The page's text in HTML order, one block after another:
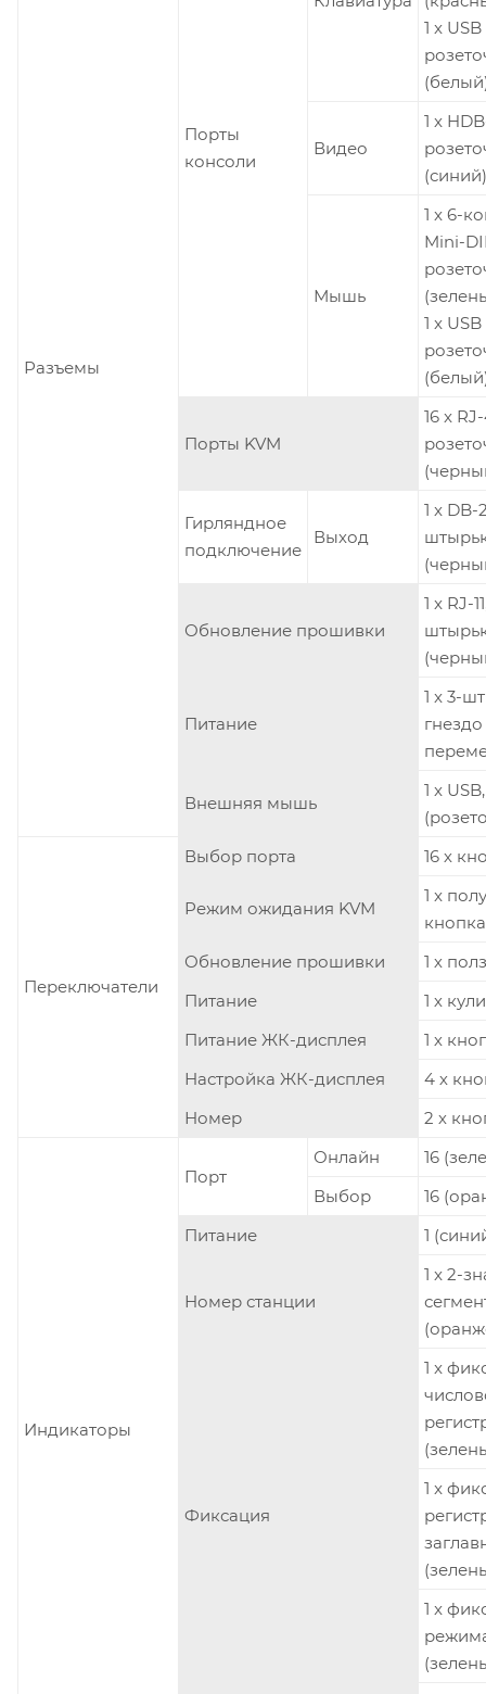
Разъемы
Порты
консоли
1 x
Видео
1 x
(синий)
Мышь
1 x 6-
Mini-
1 x
Порты KVM
16 x
Гирляндное
подключение
Выход
1 x DB-
Обновление прошивки
1 x RJ-
Питание
1 x 3-
гнездо
Внешняя мышь
1 x
Переключатели
Выбор порта 16 х
Режим ожидания KVM
1 x
кнопка
Обновление прошивки
1 х
Питание
1 х
Питание ЖК-дисплея
1 х
Настройка ЖК-дисплея
4 х
Номер
2 х
Индикаторы
Порт
Онлайн
16
Выбор
16
Питание
1
Номер станции
1 x 2-
Фиксация
1 x
1 x
1 x